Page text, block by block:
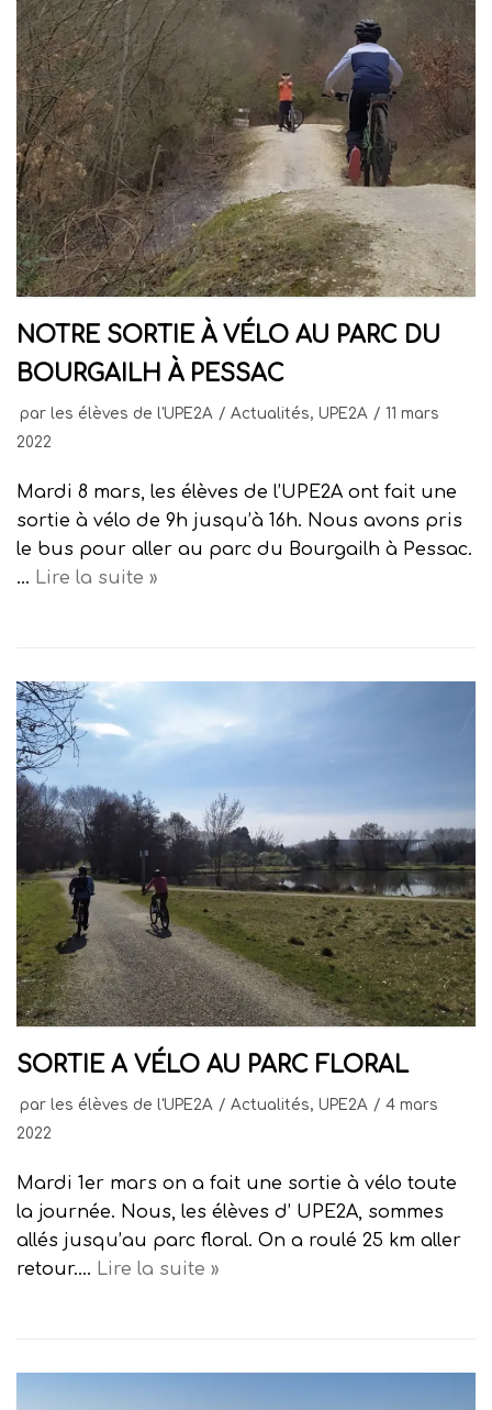
NOTRE SORTIE À VÉLO AU PARC DU
BOURGAILH À PESSAC
par les élèves de l'UPE2A Actualités, UPE2A
11 mars
2022
Mardi 8 mars, les élèves de l’UPE2A ont fait une
sortie à vélo de 9h jusqu’à 16h. Nous avons pris
le bus pour aller au parc du Bourgailh à Pessac.
… Lire la suite »
SORTIE A VÉLO AU PARC FLORAL
par les élèves de l'UPE2A Actualités, UPE2A
4 mars
2022
Mardi 1er mars on a fait une sortie à vélo toute
la journée. Nous, les élèves d’ UPE2A, sommes
allés jusqu’au parc floral. On a roulé 25 km aller
retour.… Lire la suite »